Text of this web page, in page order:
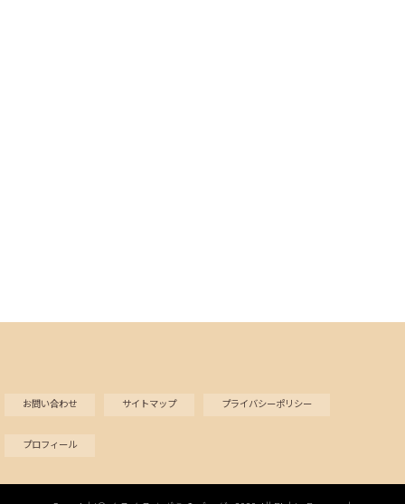
お問い合わせ サイトマップ プライバシーポリシー
プロフィール